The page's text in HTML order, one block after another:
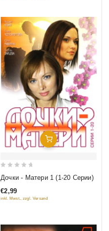
Добавить В Корзину
out
of
Дочки - Матери 1 (1-20 Серии)
€2,99
inkl. Mwst., zzgl. Versand